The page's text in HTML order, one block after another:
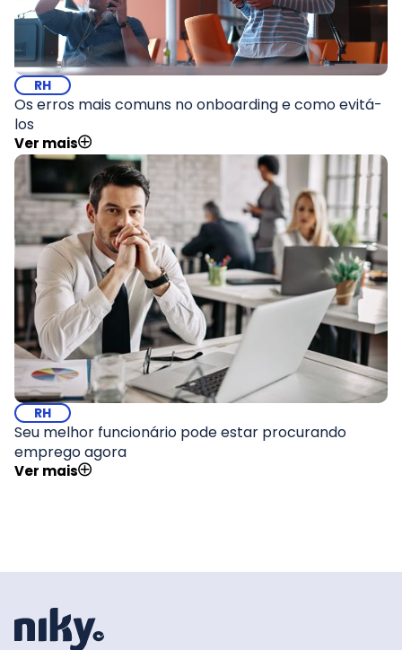
RH
Os erros mais comuns no onboarding e como evitá-
los
Ver mais
RH
Seu melhor funcionário pode estar procurando
emprego agora
Ver mais